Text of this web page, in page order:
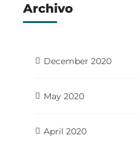
Archivo
December 2020
May 2020
April 2020